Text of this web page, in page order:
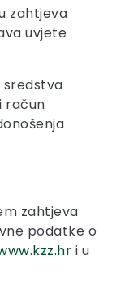
zahtjeva
uvjete
račun
zahtjeva
podatke o
i u